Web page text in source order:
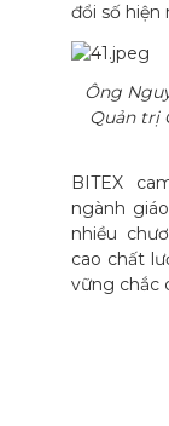
đổi số hiện
Ông
Quản trị
BITEX
ngành
nhiều
cao chất
vững chắc